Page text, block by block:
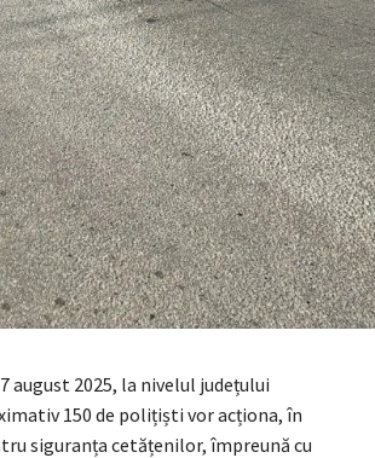
august 2025, la nivelul județului
150 de polițiști vor acționa, în
siguranța cetățenilor, împreună cu